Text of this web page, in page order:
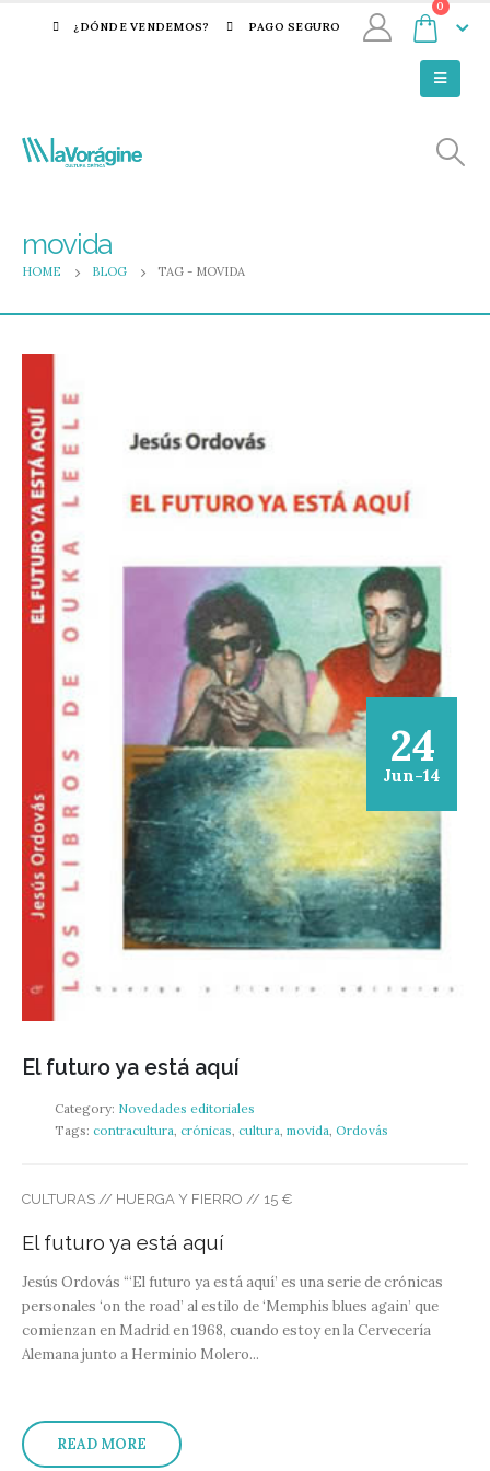
¿DÓNDE VENDEMOS? PAGO SEGURO
0
movida
HOME BLOG TAG - MOVIDA
24
Jun-14
El futuro ya está aquí
Category: Novedades editoriales
Tags: contracultura crónicas cultura movida Ordovás
CULTURAS // HUERGA Y FIERRO // 15 €
El futuro ya está aquí
Jesús Ordovás “‘El futuro ya está aquí’ es una serie de crónicas
personales ‘on the road’ al estilo de ‘Memphis blues again’ que
comienzan en Madrid en 1968, cuando estoy en la Cervecería
Alemana junto a Herminio Molero...
READ MORE